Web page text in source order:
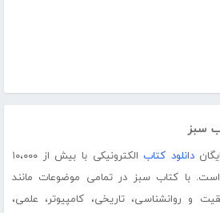
سبز
دانلود کتاب
الکترونیکی با بیش از ۱۰،۰۰۰
با کتاب سبز در تمامی موضوعات مانند
و روانشناسی، تاریخی، کامپیوتر، علمی،